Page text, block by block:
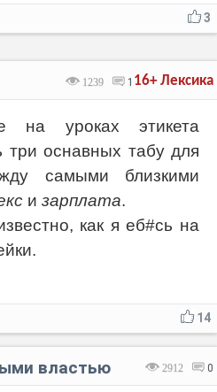
3
Лексика
16+
1239 1
уроках этикета
три оснавных табу для
самыми близкими
и зарплата.
как я еб#сь на
14
2912 0
властью